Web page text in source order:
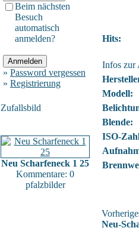
Beim nächsten
Besuch
automatisch
anmelden?
» Password vergessen
» Registrierung
Zufallsbild
Neu Scharfeneck 1 25
Kommentare: 0
pfalzbilder
Hits:
Infos zur
Modell:
Blende:
ISO-
Neu-